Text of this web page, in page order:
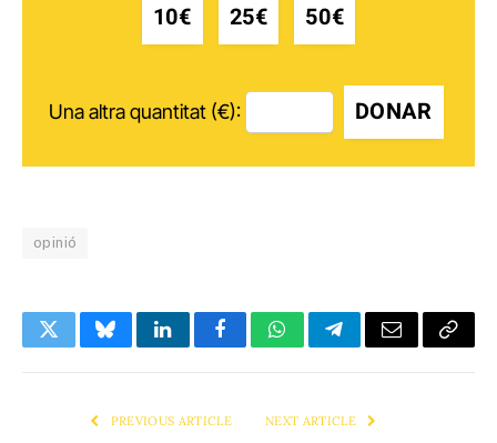
10€ 25€ 50€
Una altra quantitat (€): DONAR
opinió
TwitterBlueskyLinkedInFacebookWhatsAppTelegramEmail Copy
PREVIOUS ARTICLE NEXT ARTICLE